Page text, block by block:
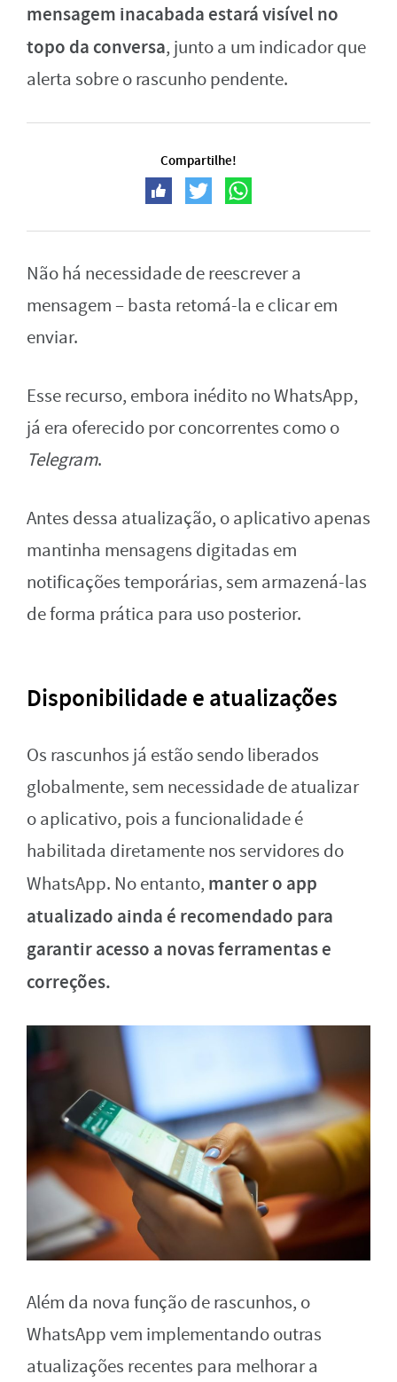
mensagem inacabada estará visível no
topo da conversa, junto a um indicador que
alerta sobre o rascunho pendente.
Compartilhe!
Não há necessidade de reescrever a
mensagem – basta retomá-la e clicar em
enviar.
Esse recurso, embora inédito no WhatsApp,
já era oferecido por concorrentes como o
Telegram.
Antes dessa atualização, o aplicativo apenas
mantinha mensagens digitadas em
notificações temporárias, sem armazená-las
de forma prática para uso posterior.
Disponibilidade e atualizações
Os rascunhos já estão sendo liberados
globalmente, sem necessidade de atualizar
o aplicativo, pois a funcionalidade é
habilitada diretamente nos servidores do
WhatsApp. No entanto, manter o app
atualizado ainda é recomendado para
garantir acesso a novas ferramentas e
correções.
Além da nova função de rascunhos, o
WhatsApp vem implementando outras
atualizações recentes para melhorar a